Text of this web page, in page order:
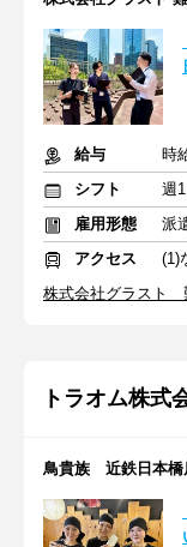
給与
時
シフト
雇用形態
派
アクセス
(1)
株式会社グラスト
トラオム株式
鳥貴族 近鉄日本橋